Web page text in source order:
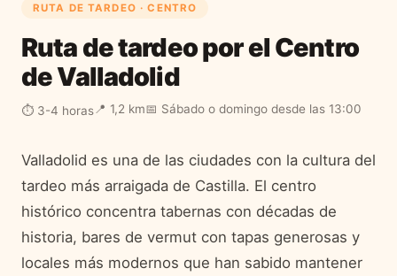
RUTA DE TARDEO ·CENTRO
Ruta de tardeo por el Centro
de Valladolid
⏱ 3-4 horas📍 1,2 km📅 Sábado o domingo desde las 13:00
Valladolid es una de las ciudades con la cultura del
tardeo más arraigada de Castilla. El centro
histórico concentra tabernas con décadas de
historia, bares de vermut con tapas generosas y
locales más modernos que han sabido mantener